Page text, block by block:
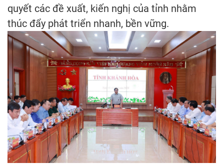
quyết các đề xuất, kiến nghị của tỉnh nhằm
thúc đẩy phát triển nhanh, bền vững.